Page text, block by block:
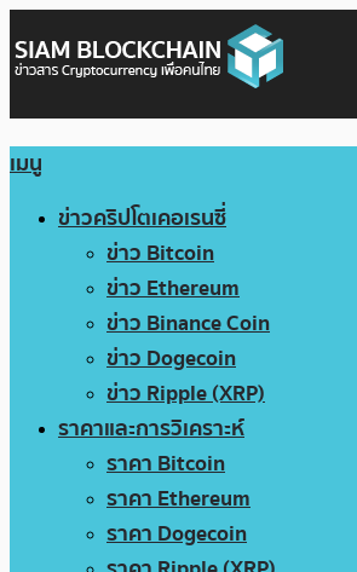
เมนู
ข่าวคริปโตเคอเรนซี่
ข่าว Bitcoin
ข่าว Ethereum
ข่าว Binance Coin
ข่าว Dogecoin
ข่าว Ripple (XRP)
ราคาและการวิเคราะห์
ราคา Bitcoin
ราคา Ethereum
ราคา Dogecoin